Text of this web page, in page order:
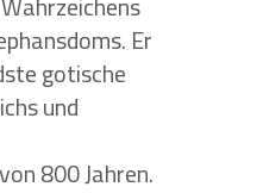
Er
gotische
und
800 Jahren.